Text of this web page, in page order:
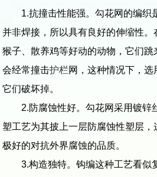
1.抗撞击性能强。勾花网的编织
并非焊接，所以具有良好的伸缩性
猴子、散养鸡等好动的动物，它们
会经常撞击护栏网，这种情况下，
它们破坏掉。
2.防腐蚀性好。勾花网采用镀锌
塑工艺为其披上一层防腐蚀性塑层
极好的对抗外界腐蚀的品质。
3.构造独特。钩编这种工艺看似